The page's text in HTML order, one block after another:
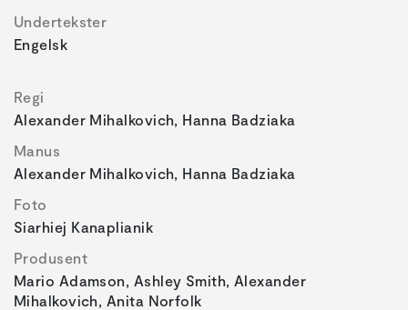
Undertekster
Engelsk
Regi
Alexander Mihalkovich, Hanna Badziaka
Manus
Alexander Mihalkovich, Hanna Badziaka
Foto
Siarhiej Kanaplianik
Produsent
Mario Adamson, Ashley Smith, Alexander
Mihalkovich, Anita Norfolk